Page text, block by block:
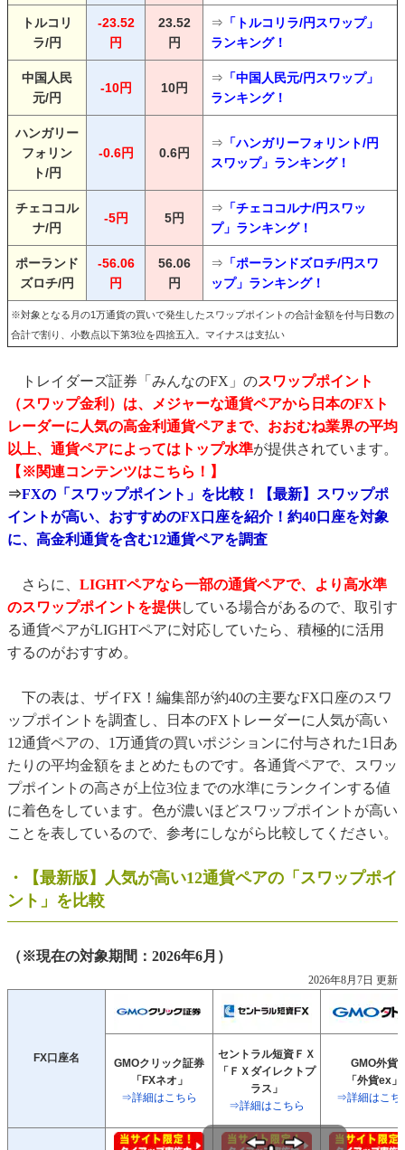
トルコリ
ラ/円
-23.52
円
23.52
円
⇒ 「トルコリラ/円スワップ」
ランキング！
中国人民
元/円
-10円 10円
⇒ 「中国人民元/円スワップ」
ランキング！
ハンガリー
フォリン
ト/円
-0.6円 0.6円
⇒ 「ハンガリーフォリント/円
スワップ」ランキング！
チェココル
ナ/円
-5円 5円
⇒ 「チェココルナ/円スワッ
プ」ランキング！
ポーランド
ズロチ/円
-56.06
円
56.06
円
⇒ 「ポーランドズロチ/円スワ
ップ」ランキング！
※対象となる月の1万通貨の買いで発生したスワップポイントの合計金額を付与日数の
合計で割り、小数点以下第3位を四捨五入。マイナスは支払い
トレイダーズ証券「みんなのFX」のスワップポイント
（スワップ金利）は、メジャーな通貨ペアから日本のFXト
レーダーに人気の高金利通貨ペアまで、おおむね業界の平均
以上、通貨ペアによってはトップ水準が提供されています。
【※関連コンテンツはこちら！】
⇒FXの「スワップポイント」を比較！【最新】スワップポ
イントが高い、おすすめのFX口座を紹介！約40口座を対象
に、高金利通貨を含む12通貨ペアを調査
さらに、 LIGHTペアなら一部の通貨ペアで、より高水準
のスワップポイントを提供している場合があるので、取引す
る通貨ペアがLIGHTペアに対応していたら、積極的に活用
するのがおすすめ。
下の表は、ザイFX！編集部が約40の主要なFX口座のスワ
ップポイントを調査し、日本のFXトレーダーに人気が高い
12通貨ペアの、1万通貨の買いポジションに付与された1日あ
たりの平均金額をまとめたものです。各通貨ペアで、スワッ
プポイントの高さが上位3位までの水準にランクインする値
に着色をしています。色が濃いほどスワップポイントが高い
ことを表しているので、参考にしながら比較してください。
・【最新版】人気が高い12通貨ペアの「スワップポイ
ント」を比較
（※現在の対象期間：2026年6月）
2026年8月7日 更新
FX口座名
GMOクリック証券
「FXネオ」
⇒詳細はこちら
セントラル短資ＦＸ
「ＦＸダイレクトプ
ラス」
⇒詳細はこちら
GMO外貨
「外貨ex」
⇒詳細はこち